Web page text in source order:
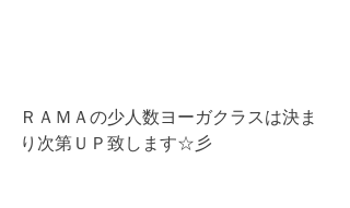
ＲＡＭＡの少人数ヨーガクラスは決ま
り次第ＵＰ致します☆彡